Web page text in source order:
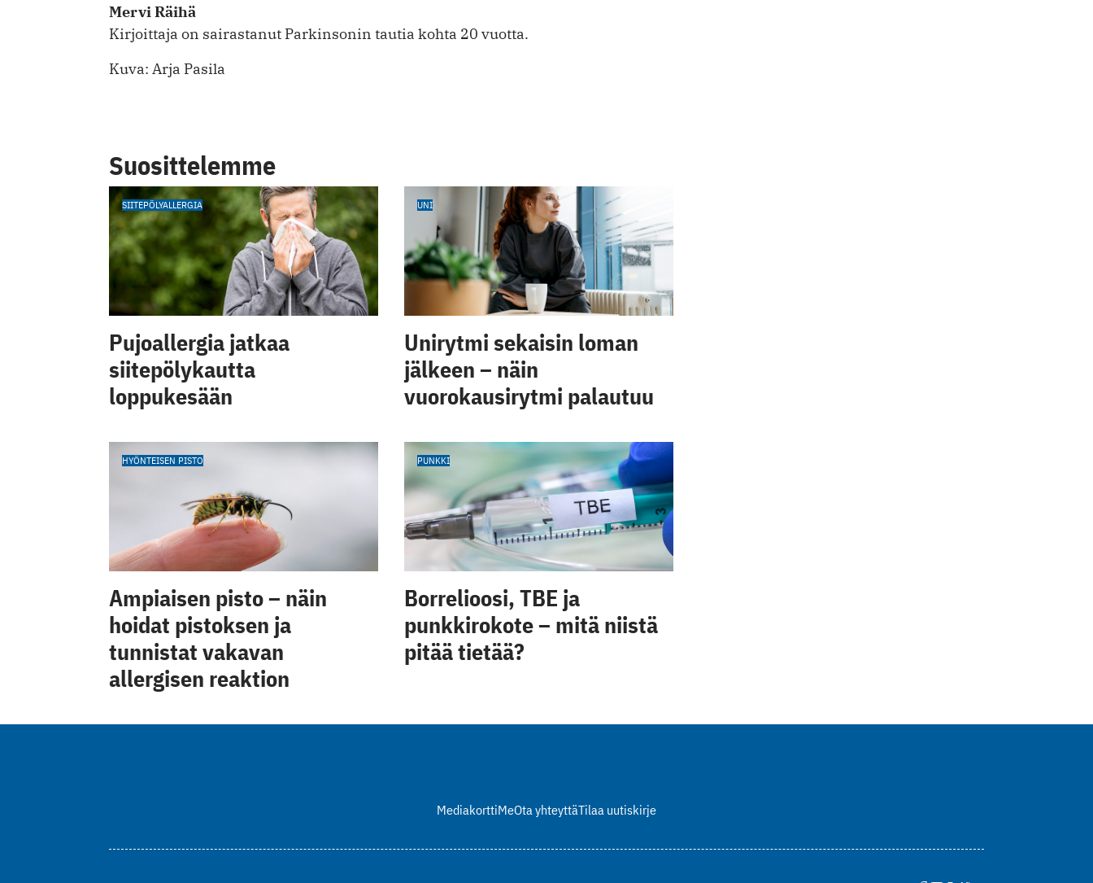
Mervi Räihä
Kirjoittaja on sairastanut Parkinsonin tautia kohta 20 vuotta.
Kuva: Arja Pasila
Suosittelemme
SIITEPÖLYALLERGIA
Pujoallergia jatkaa
siitepölykautta
loppukesään
UNI
Unirytmi sekaisin loman
jälkeen – näin
vuorokausirytmi palautuu
HYÖNTEISEN PISTO
Ampiaisen pisto – näin
hoidat pistoksen ja
tunnistat vakavan
allergisen reaktion
PUNKKI
Borrelioosi, TBE ja
punkkirokote – mitä niistä
pitää tietää?
MediakorttiMeOta yhteyttäTilaa uutiskirje